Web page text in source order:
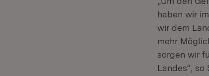
haben wir
wir dem
mehr
sorgen wir
Landes“, so